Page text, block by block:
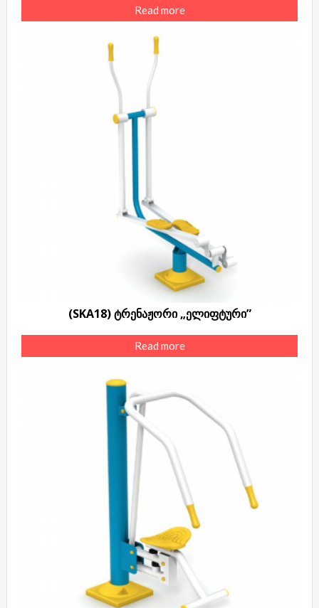
Read more
(SKA18) ტრენაჟორი „ელიფტური”
Read more